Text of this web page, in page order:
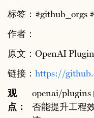
标签：#github_orgs
作者：
原文：OpenAI
链接： https://
观
点：
openai/plugins
否能提升工程